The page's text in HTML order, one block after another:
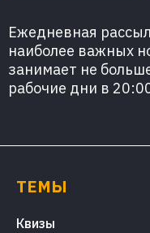
Ежедневная
наиболее важных
занимает не
рабочие дни в
ТЕМЫ
Квизы